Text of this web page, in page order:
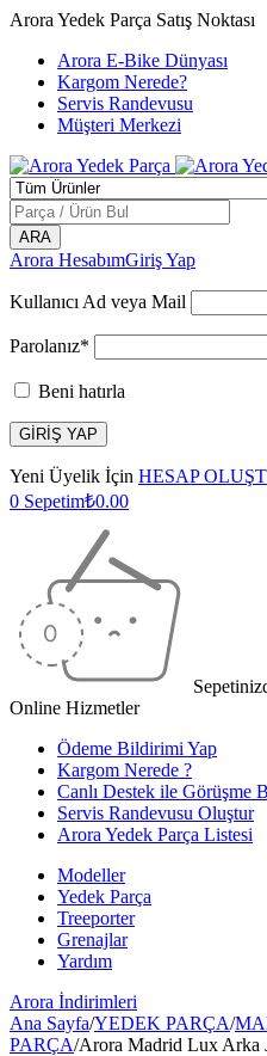
Arora Yedek Parça Satış Noktası
Arora E-Bike Dünyası
Kargom Nerede?
Servis Randevusu
Müşteri Merkezi
Arora HesabımGiriş Yap
Kullanıcı Ad veya Mail
Parolanız*
Beni hatırla
Yeni Üyelik İçin HESAP
0 Sepetim₺0.00
Online Hizmetler
Ödeme Bildirimi Yap
Kargom Nerede ?
Canlı Destek ile Görüşme
Servis Randevusu Oluştur
Arora Yedek Parça Listesi
Modeller
Yedek Parça
Treeporter
Grenajlar
Yardım
Arora İndirimleri
Ana Sayfa/YEDEK PARÇA/
PARÇA/Arora Madrid Lux Arka